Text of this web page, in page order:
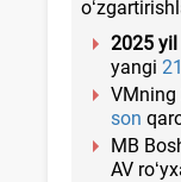
2025 yil
yangi
VMning
son
MB
AV